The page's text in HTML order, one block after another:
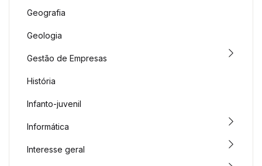
Geografia
Geologia
Gestão de Empresas
História
Infanto-juvenil
Informática
Interesse geral